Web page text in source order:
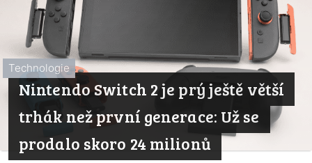
Technologie
Nintendo Switch 2 je prý ještě větší
trhák než první generace: Už se
prodalo skoro 24 milionů